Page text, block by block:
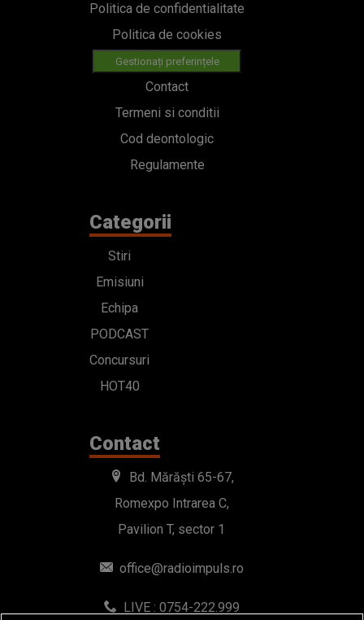
Politica de confidentialitate
Politica de cookies
Gestionați preferințele
Contact
Termeni si conditii
Cod deontologic
Regulamente
Categorii
Stiri
Emisiuni
Echipa
PODCAST
Concursuri
HOT40
Contact
Bd. Mărăști 65-67,
Romexpo Intrarea C,
Pavilion T, sector 1
office@radioimpuls.ro
LIVE : 0754-222.999